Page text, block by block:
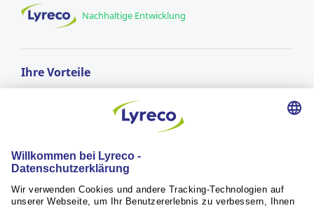
Nachhaltige Entwicklung
Ihre Vorteile
GRATIS LIEFERUNG
ab einem Bestellwert von CHF 50.-
Lieferung am nächsten Arbeitstag*
RÜCKGABERECHT
innerhalb von 30 Tagen